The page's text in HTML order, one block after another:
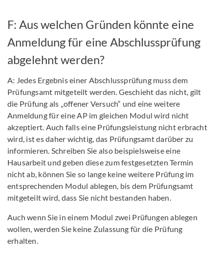
F: Aus welchen Gründen könnte eine
Anmeldung für eine Abschlussprüfung
abgelehnt werden?
A: Jedes Ergebnis einer Abschlussprüfung muss dem
Prüfungsamt mitgeteilt werden. Geschieht das nicht, gilt
die Prüfung als „offener Versuch“ und eine weitere
Anmeldung für eine AP im gleichen Modul wird nicht
akzeptiert. Auch falls eine Prüfungsleistung nicht erbracht
wird, ist es daher wichtig, das Prüfungsamt darüber zu
informieren. Schreiben Sie also beispielsweise eine
Hausarbeit und geben diese zum festgesetzten Termin
nicht ab, können Sie so lange keine weitere Prüfung im
entsprechenden Modul ablegen, bis dem Prüfungsamt
mitgeteilt wird, dass Sie nicht bestanden haben.
Auch wenn Sie in einem Modul zwei Prüfungen ablegen
wollen, werden Sie keine Zulassung für die Prüfung
erhalten.